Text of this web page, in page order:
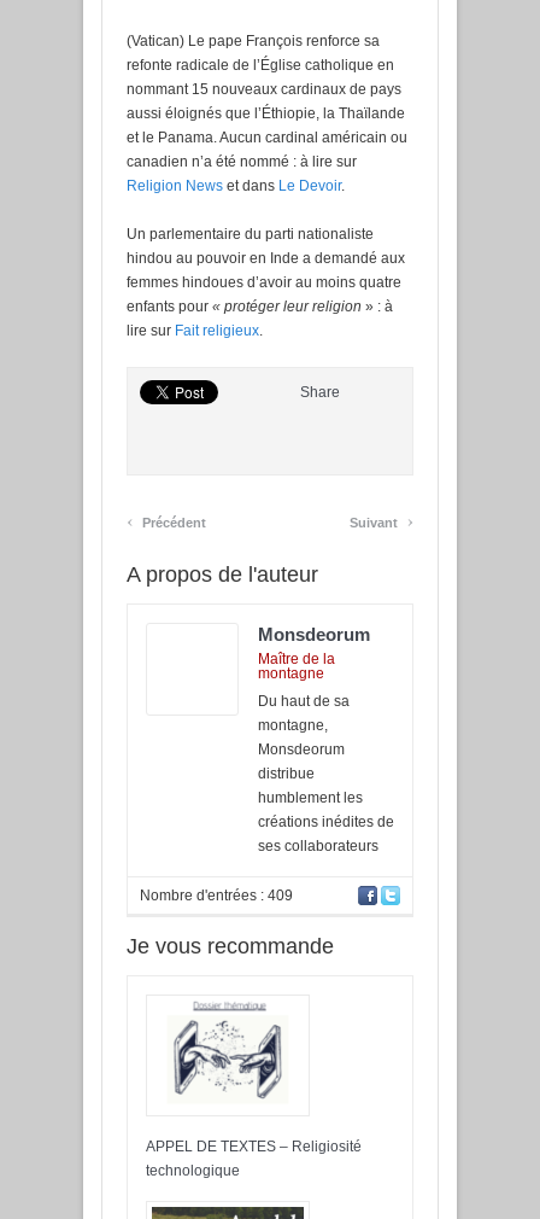
(Vatican) Le pape François renforce sa
refonte radicale de l’Église catholique en
nommant 15 nouveaux cardinaux de pays
aussi éloignés que l’Éthiopie, la Thaïlande
et le Panama. Aucun cardinal américain ou
canadien n’a été nommé : à lire sur
Religion News et dans Le Devoir.
Un parlementaire du parti nationaliste
hindou au pouvoir en Inde a demandé aux
femmes hindoues d’avoir au moins quatre
enfants pour « protéger leur religion » : à
lire sur Fait religieux.
Share
‹ Précédent Suivant ›
A propos de l'auteur
Monsdeorum
Maître de la
montagne
Du haut de sa
montagne,
Monsdeorum
distribue
humblement les
créations inédites de
ses collaborateurs
Nombre d'entrées : 409
Je vous recommande
APPEL DE TEXTES – Religiosité
technologique